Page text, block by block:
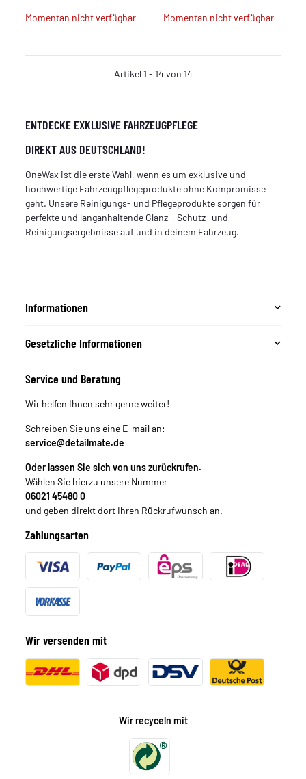
Momentan nicht verfügbar Momentan nicht verfügbar
Artikel 1 - 14 von 14
ENTDECKE EXKLUSIVE FAHRZEUGPFLEGE
DIREKT AUS DEUTSCHLAND!
OneWax ist die erste Wahl, wenn es um exklusive und
hochwertige Fahrzeugpflegeprodukte ohne Kompromisse
geht. Unsere Reinigungs- und Pflegeprodukte sorgen für
perfekte und langanhaltende Glanz-, Schutz- und
Reinigungsergebnisse auf und in deinem Fahrzeug.
Informationen
Gesetzliche Informationen
Service und Beratung
Wir helfen Ihnen sehr gerne weiter!
Schreiben Sie uns eine E-mail an:
service@detailmate.de
Oder lassen Sie sich von uns zurückrufen.
Wählen Sie hierzu unsere Nummer
06021 45480 0
und geben direkt dort Ihren Rückrufwunsch an.
Zahlungsarten
Wir versenden mit
Wir recyceln mit